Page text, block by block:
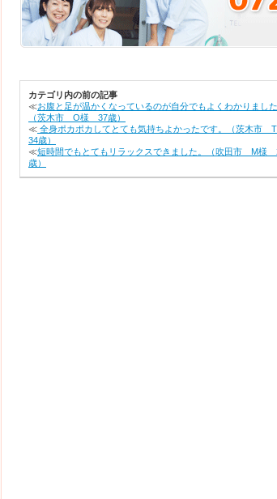
カテゴリ内の前の記事
≪お腹と足が温かくなっているのが自分でもよくわかりました
（茨木市 O様 37歳）
≪ 全身ポカポカしてとても気持ちよかったです。（茨木市
34歳）
≪短時間でもとてもリラックスできました。（吹田市 M様
歳）